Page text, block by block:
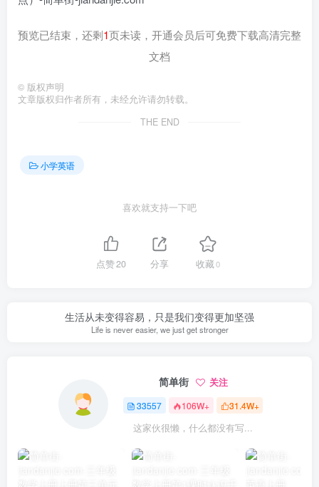
预览已结束，还剩1页未读，开通会员后可免费下载高清完整
文档
© 版权声明
文章版权归作者所有，未经允许请勿转载。
THE END
小学英语
喜欢就支持一下吧
点赞20 分享 收藏0
生活从未变得容易，只是我们变得更加坚强
Life is never easier, we just get stronger
简单街 关注
33557 106W+ 31.4W+
这家伙很懒，什么都没有写...